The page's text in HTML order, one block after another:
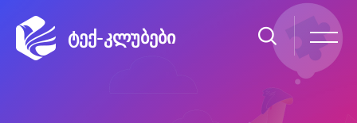
ᲢᲔᲥ-ᲙᲚᲣᲑᲔᲑᲘ